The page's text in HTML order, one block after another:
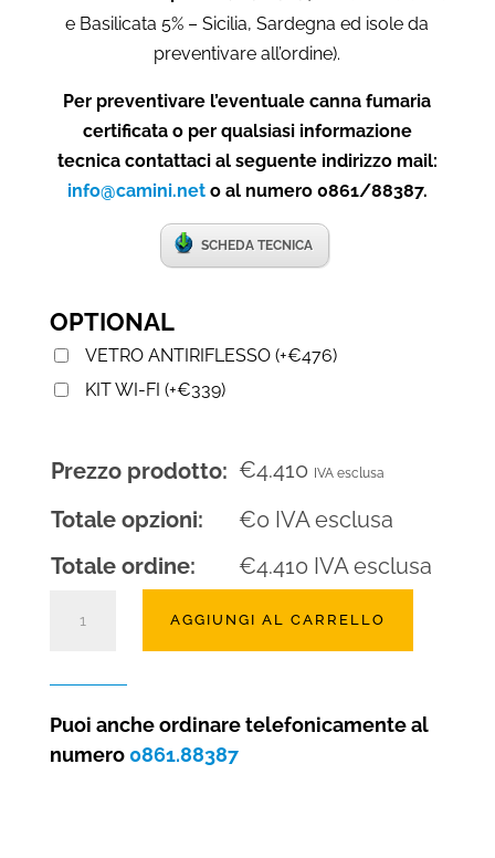
e Basilicata 5% – Sicilia, Sardegna ed isole da
preventivare all’ordine).
Per preventivare l’eventuale canna fumaria
certificata o per qualsiasi informazione
tecnica contattaci al seguente indirizzo mail:
info@camini.neto al numero 0861/88387.
SCHEDA TECNICA
OPTIONAL
VETRO ANTIRIFLESSO (+€476)
KIT WI-FI (+€339)
Prezzo prodotto: €4.410 IVA esclusa
Totale opzioni: €0 IVA esclusa
Totale ordine:
€4.410 IVA esclusa
110
frontale
AGGIUNGI AL CARRELLO
Puoi anche ordinare telefonicamente al
numero 0861.88387